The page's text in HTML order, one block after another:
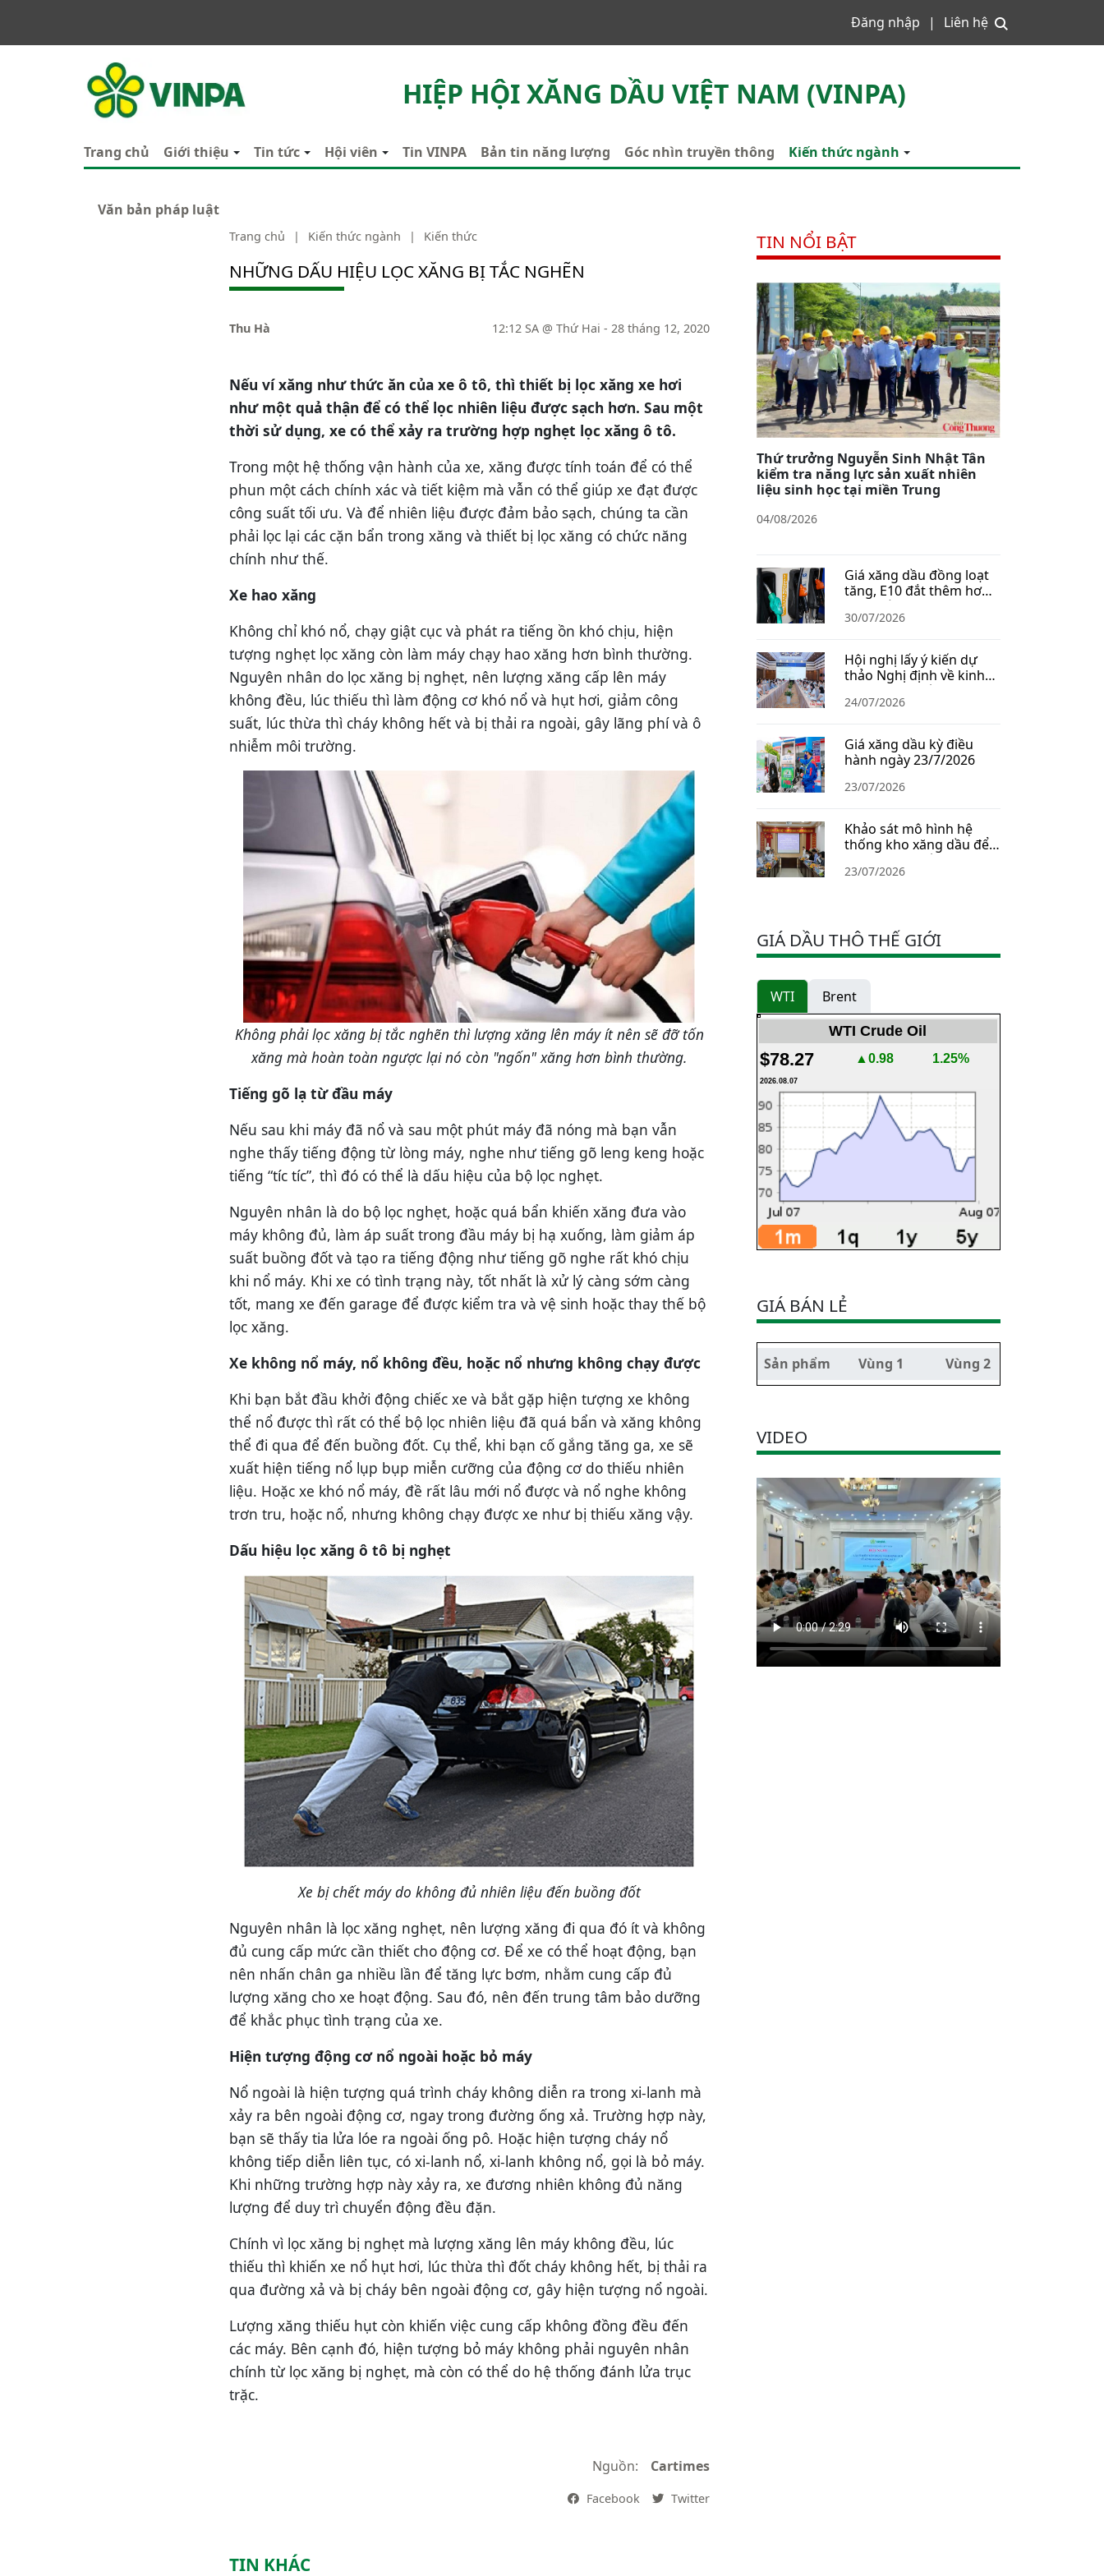
Đăng nhập Liên hệ
VINPA
HIỆP HỘI XĂNG DẦU VIỆT NAM (VINPA)
Trang chủ Giới thiệu Tin tức Hội viên Tin VINPA Bản tin năng lượng Góc nhìn truyền thông Kiến thức ngành
Văn bản pháp luật
Trang chủ | Kiến thức ngành | Kiến thức
NHỮNG DẤU HIỆU LỌC XĂNG BỊ TẮC NGHẼN
Thu Hà 12:12 SA @ Thứ Hai - 28 tháng 12, 2020
Nếu ví xăng như thức ăn của xe ô tô, thì thiết bị lọc xăng xe hơi
như một quả thận để có thể lọc nhiên liệu được sạch hơn. Sau một
thời sử dụng, xe có thể xảy ra trường hợp nghẹt lọc xăng ô tô.
Trong một hệ thống vận hành của xe, xăng được tính toán để có thể
phun một cách chính xác và tiết kiệm mà vẫn có thể giúp xe đạt được
công suất tối ưu. Và để nhiên liệu được đảm bảo sạch, chúng ta cần
phải lọc lại các cặn bẩn trong xăng và thiết bị lọc xăng có chức năng
chính như thế.
Xe hao xăng
Không chỉ khó nổ, chạy giật cục và phát ra tiếng ồn khó chịu, hiện
tượng nghẹt lọc xăng còn làm máy chạy hao xăng hơn bình thường.
Nguyên nhân do lọc xăng bị nghẹt, nên lượng xăng cấp lên máy
không đều, lúc thiếu thì làm động cơ khó nổ và hụt hơi, giảm công
suất, lúc thừa thì cháy không hết và bị thải ra ngoài, gây lãng phí và ô
nhiễm môi trường.
Không phải lọc xăng bị tắc nghẽn thì lượng xăng lên máy ít nên sẽ đỡ tốn
xăng mà hoàn toàn ngược lại nó còn "ngốn" xăng hơn bình thường.
Tiếng gõ lạ từ đầu máy
Nếu sau khi máy đã nổ và sau một phút máy đã nóng mà bạn vẫn
nghe thấy tiếng động từ lòng máy, nghe như tiếng gõ leng keng hoặc
tiếng “tíc tíc”, thì đó có thể là dấu hiệu của bộ lọc nghẹt.
Nguyên nhân là do bộ lọc nghẹt, hoặc quá bẩn khiến xăng đưa vào
máy không đủ, làm áp suất trong đầu máy bị hạ xuống, làm giảm áp
suất buồng đốt và tạo ra tiếng động như tiếng gõ nghe rất khó chịu
khi nổ máy. Khi xe có tình trạng này, tốt nhất là xử lý càng sớm càng
tốt, mang xe đến garage để được kiểm tra và vệ sinh hoặc thay thế bộ
lọc xăng.
Xe không nổ máy, nổ không đều, hoặc nổ nhưng không chạy được
Khi bạn bắt đầu khởi động chiếc xe và bắt gặp hiện tượng xe không
thể nổ được thì rất có thể bộ lọc nhiên liệu đã quá bẩn và xăng không
thể đi qua để đến buồng đốt. Cụ thể, khi bạn cố gắng tăng ga, xe sẽ
xuất hiện tiếng nổ lụp bụp miễn cưỡng của động cơ do thiếu nhiên
liệu. Hoặc xe khó nổ máy, đề rất lâu mới nổ được và nổ nghe không
trơn tru, hoặc nổ, nhưng không chạy được xe như bị thiếu xăng vậy.
Dấu hiệu lọc xăng ô tô bị nghẹt
Xe bị chết máy do không đủ nhiên liệu đến buồng đốt
Nguyên nhân là lọc xăng nghẹt, nên lượng xăng đi qua đó ít và không
đủ cung cấp mức cần thiết cho động cơ. Để xe có thể hoạt động, bạn
nên nhấn chân ga nhiều lần để tăng lực bơm, nhằm cung cấp đủ
lượng xăng cho xe hoạt động. Sau đó, nên đến trung tâm bảo dưỡng
để khắc phục tình trạng của xe.
Hiện tượng động cơ nổ ngoài hoặc bỏ máy
Nổ ngoài là hiện tượng quá trình cháy không diễn ra trong xi-lanh mà
xảy ra bên ngoài động cơ, ngay trong đường ống xả. Trường hợp này,
bạn sẽ thấy tia lửa lóe ra ngoài ống pô. Hoặc hiện tượng cháy nổ
không tiếp diễn liên tục, có xi-lanh nổ, xi-lanh không nổ, gọi là bỏ máy.
Khi những trường hợp này xảy ra, xe đương nhiên không đủ năng
lượng để duy trì chuyển động đều đặn.
Chính vì lọc xăng bị nghẹt mà lượng xăng lên máy không đều, lúc
thiếu thì khiến xe nổ hụt hơi, lúc thừa thì đốt cháy không hết, bị thải ra
qua đường xả và bị cháy bên ngoài động cơ, gây hiện tượng nổ ngoài.
Lượng xăng thiếu hụt còn khiến việc cung cấp không đồng đều đến
các máy. Bên cạnh đó, hiện tượng bỏ máy không phải nguyên nhân
chính từ lọc xăng bị nghẹt, mà còn có thể do hệ thống đánh lửa trục
trặc.
Nguồn: Cartimes
Facebook Twitter
TIN KHÁC
TIN NỔI BẬT
Thứ trưởng Nguyễn Sinh Nhật Tân
kiểm tra năng lực sản xuất nhiên
liệu sinh học tại miền Trung
04/08/2026
Giá xăng dầu đồng loạt
tăng, E10 đắt thêm hơn
1.400 đồng/lít
30/07/2026
Hội nghị lấy ý kiến dự
thảo Nghị định về kinh
doanh xăng dầu
24/07/2026
Giá xăng dầu kỳ điều
hành ngày 23/7/2026
23/07/2026
Khảo sát mô hình hệ
thống kho xăng dầu để
xây dựng Chiến lược dự
trữ năng lượng quốc gia
23/07/2026
GIÁ DẦU THÔ THẾ GIỚI
WTI Brent
WTI Crude Oil
$78.27 ▲0.98 1.25%
2026.08.07
GIÁ BÁN LẺ
Sản phẩm Vùng 1 Vùng 2
VIDEO